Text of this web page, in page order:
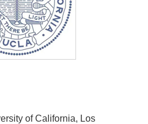
of California, Los